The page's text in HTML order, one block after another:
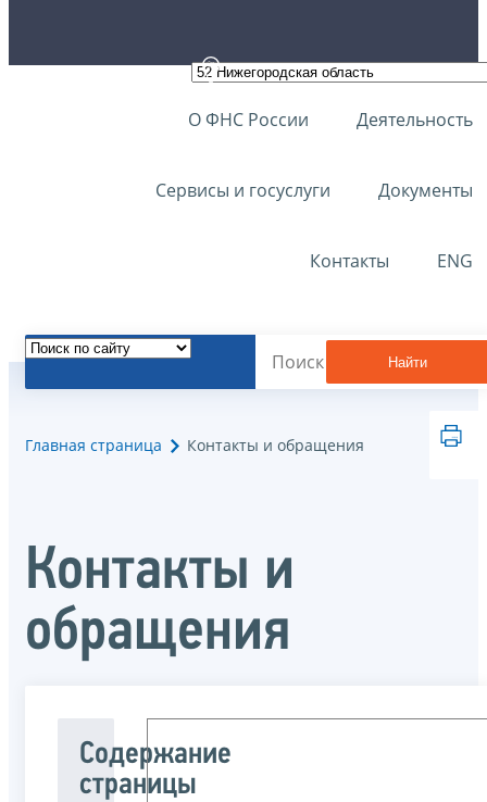
О ФНС России Деятельность
Сервисы и госуслуги Документы
Контакты ENG
Найти
Главная страница Контакты и обращения
Контакты и
обращения
Содержание
страницы